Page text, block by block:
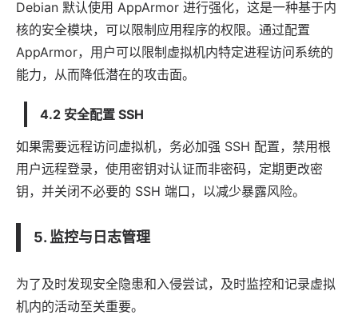
Debian 默认使用 AppArmor 进行强化，这是一种基于内
核的安全模块，可以限制应用程序的权限。通过配置
AppArmor，用户可以限制虚拟机内特定进程访问系统的
能力，从而降低潜在的攻击面。
4.2 安全配置 SSH
如果需要远程访问虚拟机，务必加强 SSH 配置，禁用根
用户远程登录，使用密钥对认证而非密码，定期更改密
钥，并关闭不必要的 SSH 端口，以减少暴露风险。
5. 监控与日志管理
为了及时发现安全隐患和入侵尝试，及时监控和记录虚拟
机内的活动至关重要。